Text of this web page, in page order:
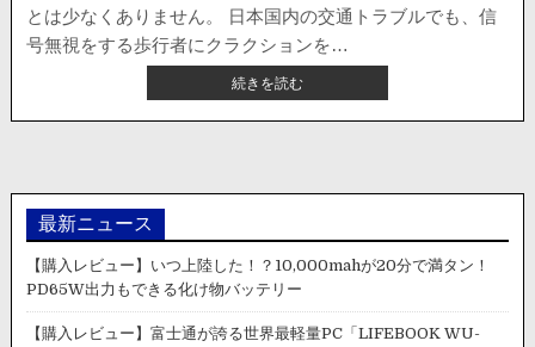
とは少なくありません。 日本国内の交通トラブルでも、信
号無視をする歩行者にクラクションを…
続きを読む【動
画
ニ
ス】
ラ
ク
ョ
ン
最新ニュース
【購入レビュー】いつ上陸した！？10,000mahが20分で満タン！
PD65W出力もできる化け物バッテリー
【購入レビュー】富士通が誇る世界最軽量PC「LIFEBOOK WU-